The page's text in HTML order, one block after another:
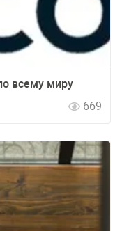
всему миру
669